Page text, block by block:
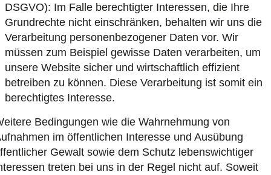
DSGVO): Im Falle berechtigter Interessen, die Ihre
Grundrechte nicht einschränken, behalten wir uns die
Verarbeitung personenbezogener Daten vor. Wir
müssen zum Beispiel gewisse Daten verarbeiten, um
unsere Website sicher und wirtschaftlich effizient
betreiben zu können. Diese Verarbeitung ist somit ein
berechtigtes Interesse.
Bedingungen wie die Wahrnehmung von
im öffentlichen Interesse und Ausübung
Gewalt sowie dem Schutz lebenswichtiger
treten bei uns in der Regel nicht auf. Soweit